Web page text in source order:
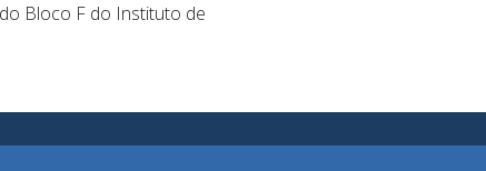
Bloco F do Instituto de